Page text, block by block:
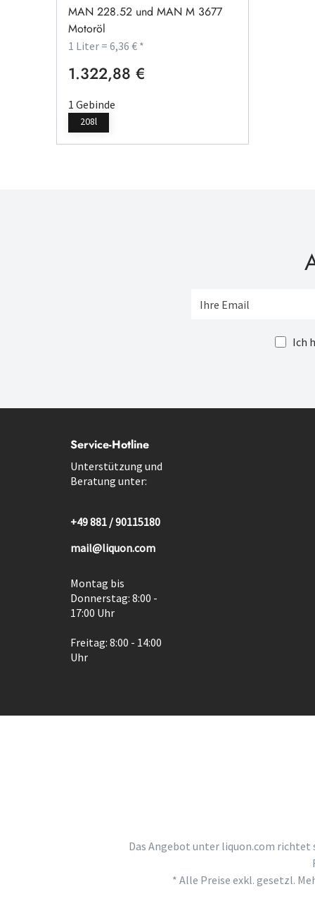
MAN 228.52 und MAN M 3677
Motoröl
1 Liter = 6,36 € *
Regulärer Preis:
1.322,88 €
1 Gebinde
208l
Ich
Service-Hotline
Unterstützung und
Beratung unter:
+49 881 / 90115180
mail@liquon.com
Montag bis
Donnerstag: 8:00 -
17:00 Uhr
Freitag: 8:00 - 14:00
Uhr
Das Angebot unter liquon.com richtet
* Alle Preise exkl. gesetzl.